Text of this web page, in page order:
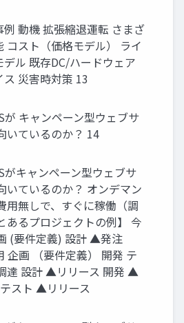
例 動機 拡張縮退運転 さまざ
コスト（価格モデル） ライ
デル 既存DC/ハードウェア
ス 災害時対策 13
が キャンペーン型ウェブサ
いているのか？ 14
がキャンペーン型ウェブサ
いているのか？ オンデマン
用無しで、すぐに稼働（調
あるプロジェクトの例】 今
(要件定義) 設計 ▲発注
企画 （要件定義） 開発 テ
達 設計 ▲リリース 開発 ▲
スト ▲リリース